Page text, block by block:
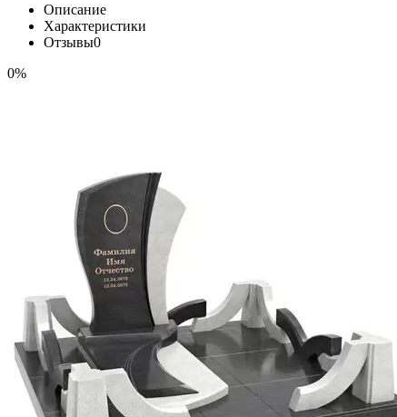
Описание
Характеристики
Отзывы0
0%